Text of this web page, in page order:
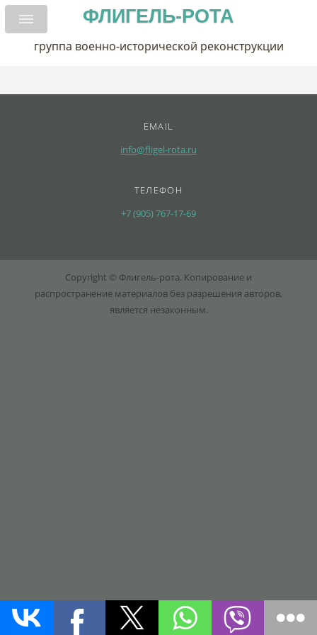
ФЛИГЕЛЬ-РОТА
группа военно-исторической реконструкции
EMAIL
info@fligel-rota.ru
ТЕЛЕФОН
+7 (905) 767-17-69
Copyright © Флигель-рота. Копирование и
распространение материалов без разрешения авторов,
является незаконным.